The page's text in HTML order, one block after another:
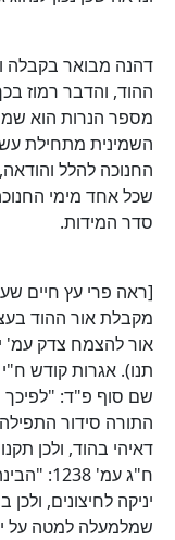
דהנה מבואר בקבלה
ההוד, והדבר רמוז
מספר הנרות הוא
השמינית מתחילת
החנוכה להלל
שכל אחד מימי
סדר המידות.
[ראה פרי עץ חיים
מקבלת אור ההוד
אור להצמח צדק עמ'
תנו). אגרות קודש
שם סוף פ"ד: "לפיכך
התורה סידור
דאיהי בהוד, ולכן
ח"ג עמ'
יניקה לחיצונים,
שמלמעלה למטה על